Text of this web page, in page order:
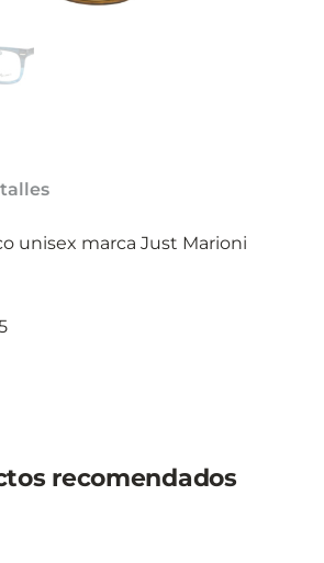
unisex marca Just Marioni
recomendados